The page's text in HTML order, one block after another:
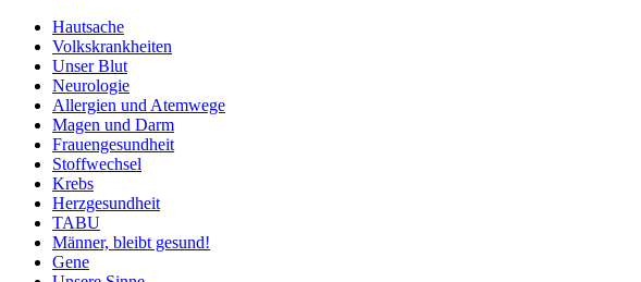
Hautsache
Volkskrankheiten
Unser Blut
Neurologie
Allergien und Atemwege
Magen und Darm
Frauengesundheit
Stoffwechsel
Krebs
Herzgesundheit
TABU
Männer, bleibt gesund!
Gene